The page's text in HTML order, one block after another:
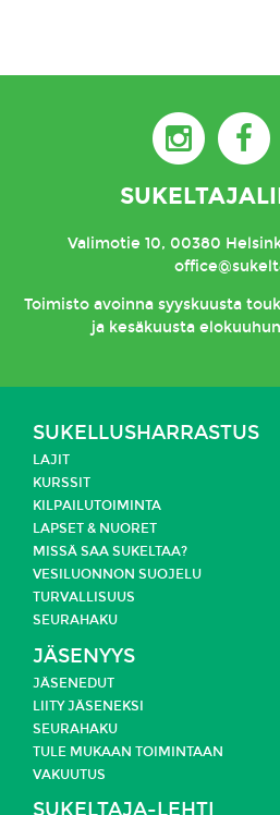
Valimotie 10, 00380
Toimistoavoinna syyskuusta
ja kesäkuusta
SUKELLUSHARRASTUS
LAJIT
KURSSIT
KILPAILUTOIMINTA
LAPSET & NUORET
MISSÄ SAA SUKELTAA?
VESILUONNON SUOJELU
TURVALLISUUS
SEURAHAKU
JÄSENYYS
JÄSENEDUT
LIITY JÄSENEKSI
SEURAHAKU
TULE MUKAAN TOIMINTAAN
VAKUUTUS
SUKELTAJA-LEHTI